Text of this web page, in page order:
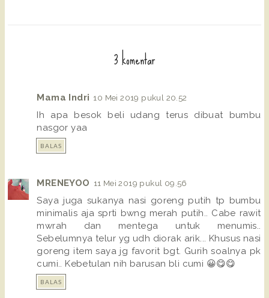
3 komentar
Mama Indri 10 Mei 2019 pukul 20.52
Ih apa besok beli udang terus dibuat bumbu
nasgor yaa
BALAS
MRENEYOO 11 Mei 2019 pukul 09.56
Saya juga sukanya nasi goreng putih tp bumbu
minimalis aja sprti bwng merah putih.. Cabe rawit
mwrah dan mentega untuk menumis..
Sebelumnya telur yg udh diorak arik... Khusus nasi
goreng item saya jg favorit bgt. Gurih soalnya pk
cumi.. Kebetulan nih barusan bli cumi 😀😋😋
BALAS